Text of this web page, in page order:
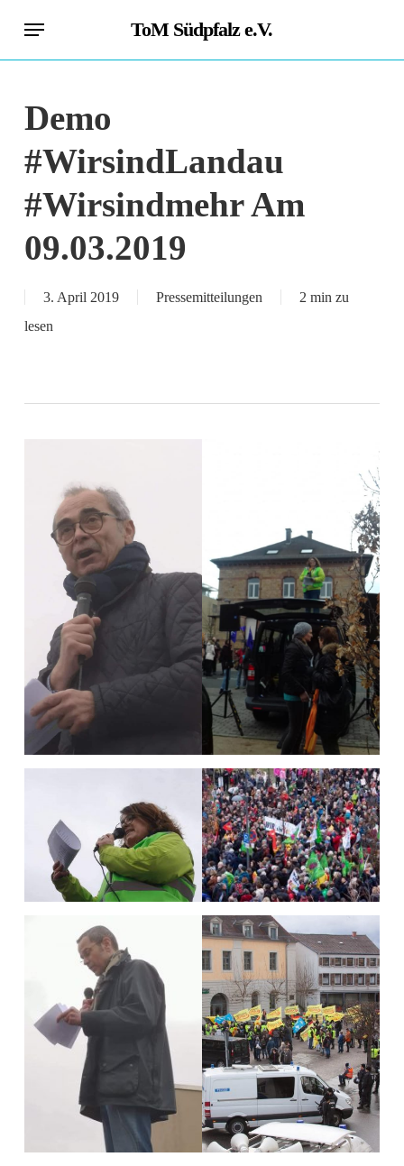
ToM Südpfalz e.V.
Menu
Demo
#WirsindLandau
#Wirsindmehr Am
09.03.2019
3. April 2019 Pressemitteilungen
2 min zu
lesen